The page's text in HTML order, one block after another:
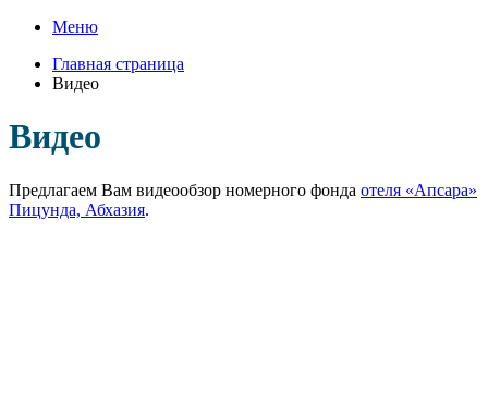
Меню
Главная страница
Видео
Видео
Предлагаем Вам видеообзор номерного фонда отеля «Апсара»
Пицунда, Абхазия.